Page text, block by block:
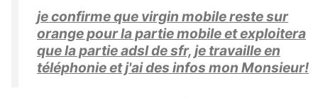
je confirme que virgin mobile reste sur
orange pour la partie mobile et exploitera
que la partie adsl de sfr, je travaille en
téléphonie et j'ai des infos mon Monsieur!